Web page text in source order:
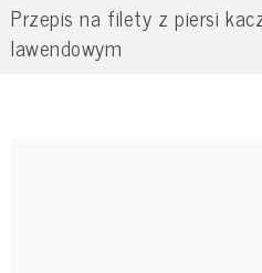
Przepis na filety z piersi
lawendowym